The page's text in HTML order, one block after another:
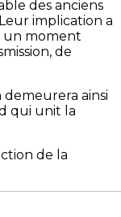
des anciens
implication a
un moment
de
ainsi
qui unit la
de la